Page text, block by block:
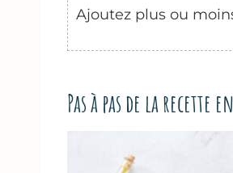
Ajoutez plus ou
Pas à pas de la recette